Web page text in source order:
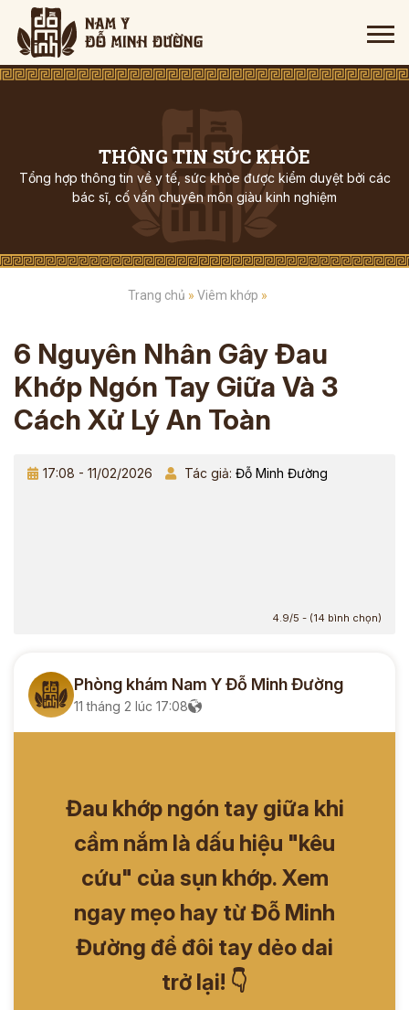
THÔNG TIN SỨC KHỎE
Tổng hợp thông tin về y tế, sức khỏe được kiểm duyệt bởi các
bác sĩ, cố vấn chuyên môn giàu kinh nghiệm
Trang chủ » Viêm khớp »
6 Nguyên Nhân Gây Đau
Khớp Ngón Tay Giữa Và 3
Cách Xử Lý An Toàn
17:08 - 11/02/2026 Tác giả: Đỗ Minh Đường
4.9/5 - (14 bình chọn)
Phòng khám Nam Y Đỗ Minh Đường
11 tháng 2 lúc 17:08
Đau khớp ngón tay giữa khi
cầm nắm là dấu hiệu "kêu
cứu" của sụn khớp. Xem
ngay mẹo hay từ Đỗ Minh
Đường để đôi tay dẻo dai
trở lại! 👇